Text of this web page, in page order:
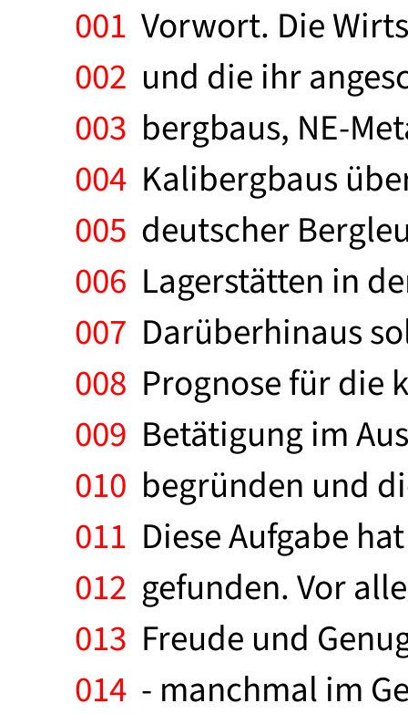
001 Vorwort. Die
002 und die ihr
003 bergbaus, NE-
004 Kalibergbaus
005 deutscher
006 Lagerstätten in
007 Darüberhinaus
008 Prognose für die
009 Betätigung im
010 begründen und
011 Diese Aufgabe
012 gefunden. Vor
013 Freude und
014 - manchmal im